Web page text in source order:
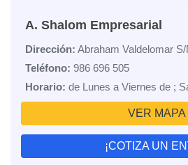
A. Shalom Empresarial
Dirección: Abraham Valdelomar
Teléfono: 986 696 505
Horario: de Lunes a Viernes de ;
VER MAPA
¡COTIZA UN